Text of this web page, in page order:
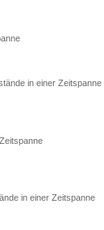
in einer Zeitspanne
in einer Zeitspanne